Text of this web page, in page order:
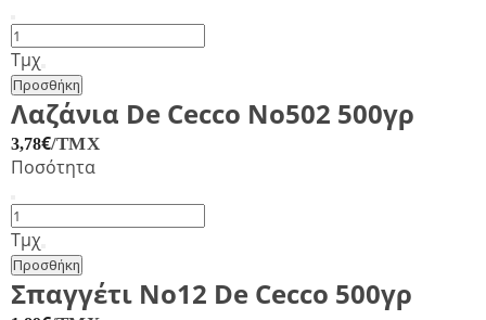
Λινγκουίνι
No7
De
Cecco
500γρ
ποσότητα
Τμχ
Προσθήκη
Λαζάνια De Cecco No502 500γρ
3,78€/ΤΜΧ
Ποσότητα
Λαζάνια
De
Cecco
No502
500γρ
Τμχ
Προσθήκη
Σπαγγέτι No12 De Cecco 500γρ